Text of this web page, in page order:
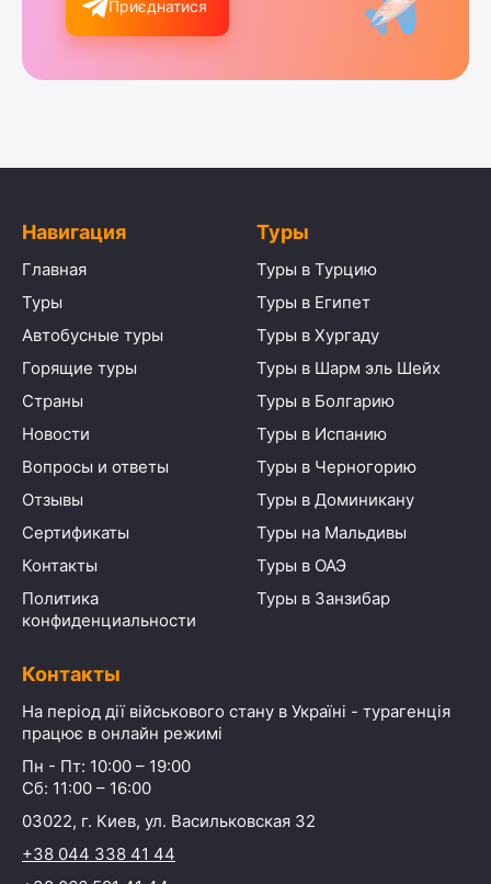
Приєднатися
Навигация
Главная
Туры
Автобусные туры
Горящие туры
Страны
Новости
Вопросы и ответы
Отзывы
Сертификаты
Контакты
Политика
конфиденциальности
Туры
Туры в Турцию
Туры в Египет
Туры в Хургаду
Туры в Шарм эль Шейх
Туры в Болгарию
Туры в Испанию
Туры в Черногорию
Туры в Доминикану
Туры на Мальдивы
Туры в ОАЭ
Туры в Занзибар
Контакты
На період дії військового стану в Україні - турагенція
працює в онлайн режимі
Пн - Пт: 10:00 – 19:00
Сб: 11:00 – 16:00
03022, г. Киев, ул. Васильковская 32
+38 044 338 41 44